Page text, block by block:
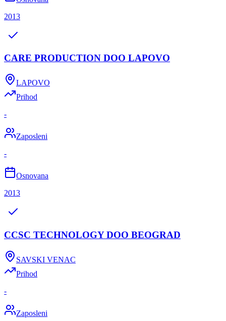
2013
CARE PRODUCTION DOO LAPOVO
LAPOVO
Prihod
-
Zaposleni
-
Osnovana
2013
CCSC TECHNOLOGY DOO BEOGRAD
SAVSKI VENAC
Prihod
-
Zaposleni